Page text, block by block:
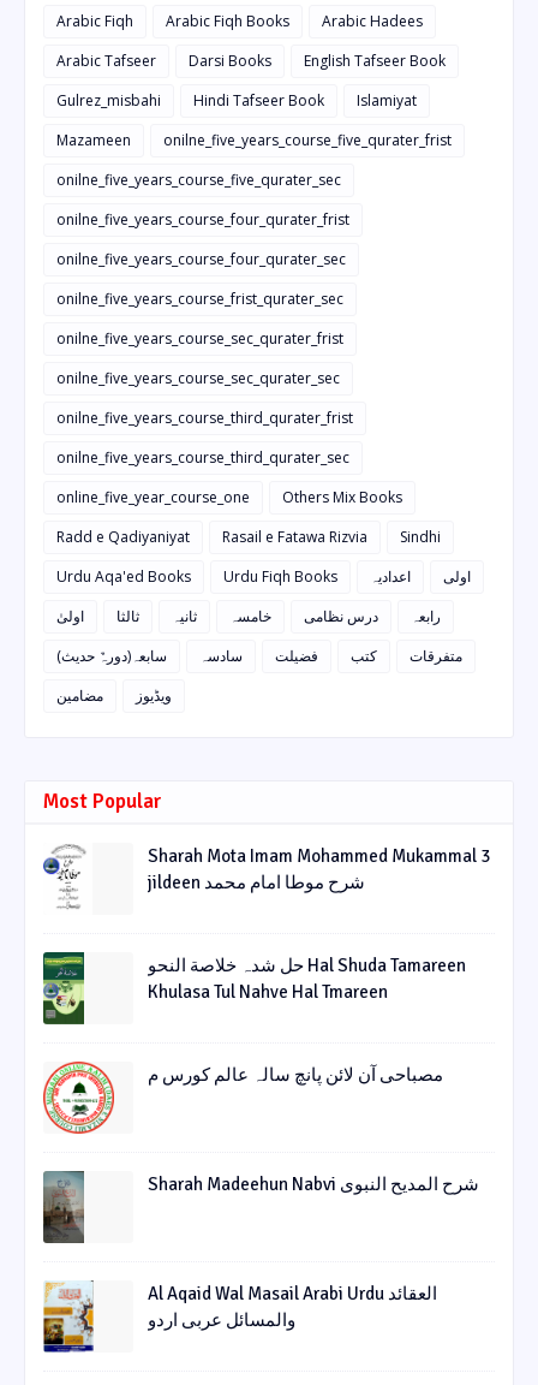
Arabic Fiqh Arabic Fiqh Books
Arabic Hadees
Arabic Tafseer
Darsi Books
English Tafseer Book
Gulrez_misbahi
Hindi Tafseer Book
Islamiyat
Mazameen
onilne_five_years_course_five_qurater_frist
onilne_five_years_course_five_qurater_sec
onilne_five_years_course_four_qurater_frist
onilne_five_years_course_four_qurater_sec
onilne_five_years_course_frist_qurater_sec
onilne_five_years_course_sec_qurater_frist
onilne_five_years_course_sec_qurater_sec
onilne_five_years_course_third_qurater_frist
onilne_five_years_course_third_qurater_sec
online_five_year_course_one
Others Mix Books
Radd e Qadiyaniyat
Rasail e Fatawa Rizvia
Sindhi
Urdu Aqa'ed Books
Urdu Fiqh Books اعدادیہ
اولی
اولیٰ
ثالثا ثانیہ خامسہ درس نظامی
رابعہ
سابعہ(دورہٌ حدیث)
سادسہ فضیلت کتب
متفرقات
مضامین
ویڈیوز
Most Popular
Sharah Mota Imam Mohammed Mukammal 3
jildeen شرح موطا امام محمد
حل شدہ خلاصة النحو Hal Shuda Tamareen
Khulasa Tul Nahve Hal Tmareen
مصباحی آن لائن پانچ سالہ عالم کورس م
Sharah Madeehun Nabvi شرح المدیح النبوی
Al Aqaid Wal Masail Arabi Urdu العقائد
والمسائل عربی اردو